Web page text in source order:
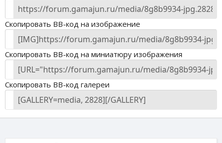
Скопировать BB-код на изображение
Скопировать BB-код на миниатюру изображения
Скопировать BB-код галереи